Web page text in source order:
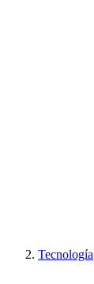
Tecnología